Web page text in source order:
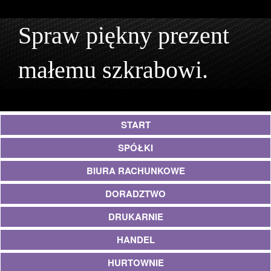
Spraw piękny prezent
małemu szkrabowi.
START
SPÓŁKI
BIURA RACHUNKOWE
DORADZTWO
DRUKARNIE
HANDEL
HURTOWNIE